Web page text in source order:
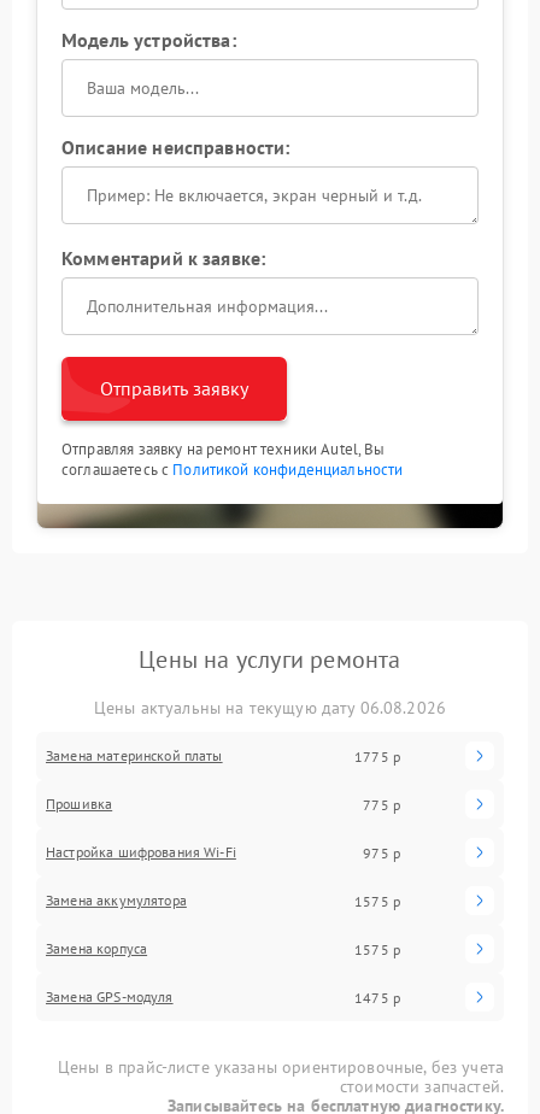
Модель устройства:
Описание неисправности:
Комментарий к заявке:
Отправить заявку
Отправляя заявку на ремонт техники Autel, Вы
соглашаетесь с Политикой конфиденциальности
Цены на услуги ремонта
Цены актуальны на текущую дату 06.08.2026
Замена материнской платы 1775 р
Прошивка 775 р
Настройка шифрования Wi-Fi 975 р
Замена аккумулятора 1575 р
Замена корпуса 1575 р
Замена GPS-модуля 1475 р
Цены в прайс-листе указаны ориентировочные, без учета
стоимости запчастей.
Записывайтесь на бесплатную диагностику.